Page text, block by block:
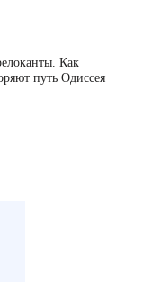
Как
путь Одиссея